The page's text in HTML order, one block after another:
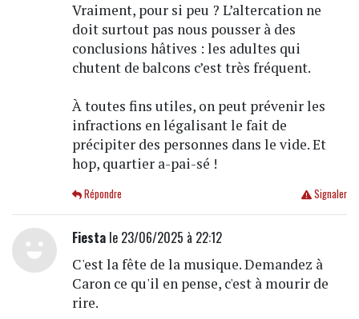
Vraiment, pour si peu ? L’altercation ne
doit surtout pas nous pousser à des
conclusions hâtives : les adultes qui
chutent de balcons c’est très fréquent.
À toutes fins utiles, on peut prévenir les
infractions en légalisant le fait de
précipiter des personnes dans le vide. Et
hop, quartier a-pai-sé !
Signaler
Répondre
Fiestale 23/06/2025 à 22:12
C'est la fête de la musique. Demandez à
Caron ce qu'il en pense, c'est à mourir de
rire.